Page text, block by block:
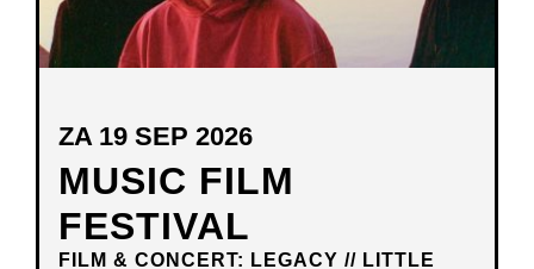
MUSIC FILM
FESTIVAL
FILM & CONCERT: LEGACY // LITTLE
ZA 19 SEP 2026